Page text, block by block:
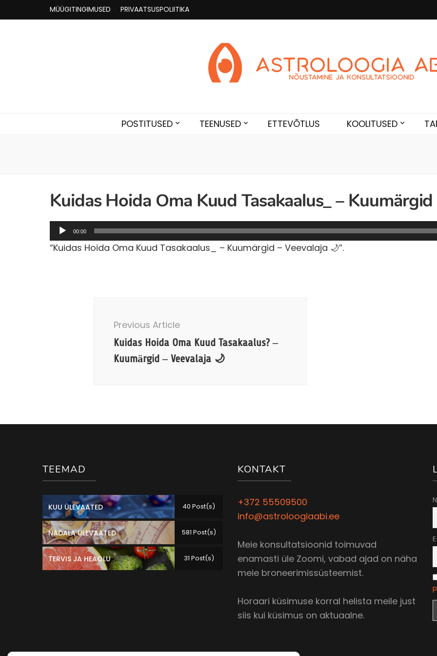
MÜÜGITINGIMUSED PRIVAATSUSPOLIITIKA
POSTITUSED TEENUSED ETTEVÕTLUS KOOLITUSED
Kuidas Hoida Oma Kuud Tasakaalus_ –
Audioesitaja
00:00
“Kuidas Hoida Oma Kuud Tasakaalus_ – Kuumärgid – Veevalaja 🌙”.
Navigation
Previous Article
Kuidas Hoida Oma Kuud Tasakaalus? –
Kuumärgid – Veevalaja 🌙
TEEMAD
KUU ÜLEVAATED 40 Post(s)
NÄDALA ÜLEVAATED 581 Post(s)
TERVIS JA HEAOLU 31 Post(s)
KONTAKT
+372 55509500
info@astroloogiaabi.ee
Meie konsultatsioonid toimuvad
enamasti üle Zoomi, vabad ajad on näha
meie broneerimissüsteemist.
Horaari küsimuse korral helista meile just
siis kui küsimus on aktuaalne.